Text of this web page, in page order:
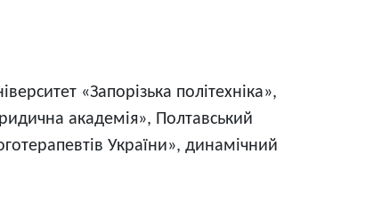
«Запорізька політехніка»,
академія», Полтавський
України», динамічний